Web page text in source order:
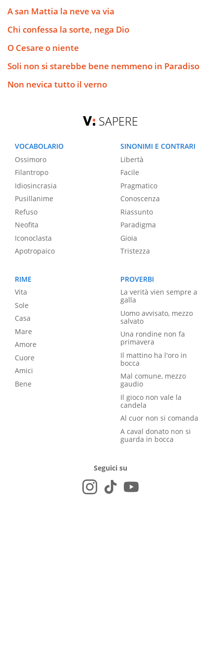
A san Mattia la neve va via
Chi confessa la sorte, nega Dio
O Cesare o niente
Soli non si starebbe bene nemmeno in Paradiso
Non nevica tutto il verno
SAPERE
VOCABOLARIO
Ossimoro
Filantropo
Idiosincrasia
Pusillanime
Refuso
Neofita
Iconoclasta
Apotropaico
SINONIMI E CONTRARI
Libertà
Facile
Pragmatico
Conoscenza
Riassunto
Paradigma
Gioia
Tristezza
RIME
Vita
Sole
Casa
Mare
Amore
Cuore
Amici
Bene
PROVERBI
La verità vien sempre a
galla
Uomo avvisato, mezzo
salvato
Una rondine non fa
primavera
Il mattino ha l'oro in
bocca
Mal comune, mezzo
gaudio
Il gioco non vale la
candela
Al cuor non si comanda
A caval donato non si
guarda in bocca
Seguici su